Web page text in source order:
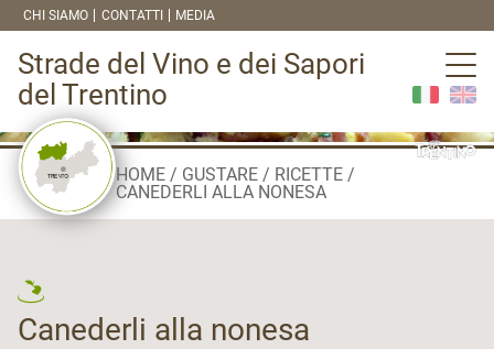
CHI SIAMO CONTATTI MEDIA
Strade del Vino e dei Sapori
del Trentino
HOME GUSTARE
RICETTE
CANEDERLI ALLA NONESA
Canederli alla nonesa